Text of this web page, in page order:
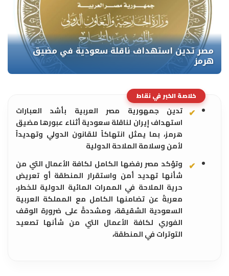
خلاصة الخبر في نقاط
تدين جمهورية مصر العربية بأشد العبارات
استهداف إيران لناقلة سعودية أثناء عبورها مضيق
هرمز، بما يمثل انتهاكاً للقانون الدولي وتهديداً
لأمن وسلامة الملاحة الدولية
وتؤكد مصر رفضها الكامل لكافة الأعمال التي من
شأنها تهديد أمن واستقرار المنطقة أو تعريض
حرية الملاحة في الممرات المائية الدولية للخطر،
معربةً عن تضامنها الكامل مع المملكة العربية
السعودية الشقيقة، ومشددةً على ضرورة الوقف
الفوري لكافة الأعمال التي من شأنها تصعيد
التوترات في المنطقة،